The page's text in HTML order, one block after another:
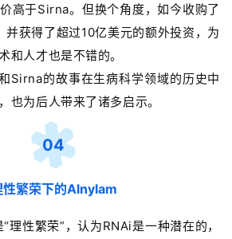
高于Sirna。但换个角度，如今收购了
获得了超过10亿美元的额外投资，为
和人才也是不错的。
Sirna的故事在生病科学领域的历史中
也为后人带来了诸多启示。
04
性繁荣下的Alnylam
“理性繁荣”，认为RNAi是一种潜在的，